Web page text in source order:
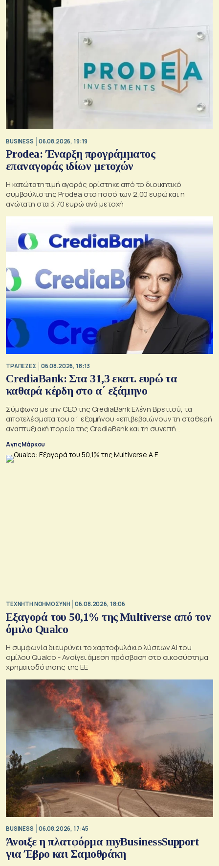
BUSINESS 06.08.2026, 19:19
Prodea: Έναρξη προγράμματος
επαναγοράς ιδίων μετοχών
Η κατώτατη τιμή αγοράς ορίστηκε από το διοικητικό
συμβούλιο της Prodea στο ποσό των 2,00 ευρώ και η
ανώτατη στα 3,70 ευρώ ανά μετοχή
ΤΡΑΠΕΖΕΣ 06.08.2026, 18:13
CrediaBank: Στα 31,3 εκατ. ευρώ τα
καθαρά κέρδη στο α΄ εξάμηνο
Σύμφωνα με την CEO της CrediaBank Ελένη Βρεττού, τα
αποτελέσματα του α΄ εξαμήνου «επιβεβαιώνουν τη σταθερή
αναπτυξιακή πορεία της CrediaBank και τη συνεπή
Αγης Μάρκου
TΕΧΝΗΤΗ ΝΟΗΜΟΣΥΝΗ 06.08.2026, 18:06
Εξαγορά του 50,1% της Multiverse από τον
όμιλο Qualco
Η συμφωνία διευρύνει το χαρτοφυλάκιο λύσεων ΑΙ του
ομίλου Qualco - Ανοίγει άμεση πρόσβαση στο οικοσύστημα
χρηματοδότησης της ΕΕ
BUSINESS 06.08.2026, 17:45
Άνοιξε η πλατφόρμα myBusinessSupport
για Έβρο και Σαμοθράκη